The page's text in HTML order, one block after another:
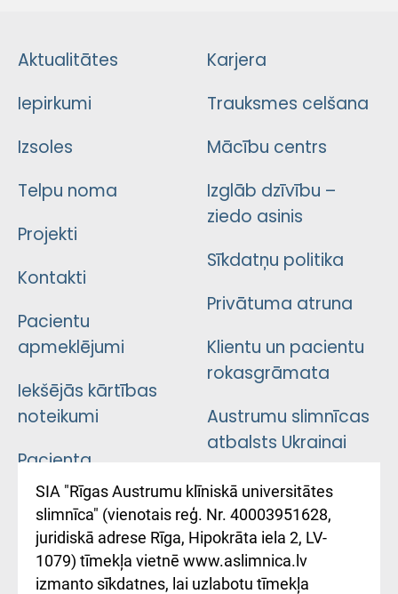
Aktualitātes
Iepirkumi
Izsoles
Telpu noma
Projekti
Kontakti
Pacientu
apmeklējumi
Iekšējās kārtības
noteikumi
Pacienta
atsauksmju/sūdzību
iesniegšanas
kārtība
Kā pie mums nokļūt
Karjera
Trauksmes celšana
Mācību centrs
Izglāb dzīvību –
ziedo asinis
Sīkdatņu politika
Privātuma atruna
Klientu un pacientu
rokasgrāmata
Austrumu slimnīcas
atbalsts Ukrainai
Підтримка Східної
лікарні та співпраця з
Україною
SIA "Rīgas Austrumu klīniskā universitātes
slimnīca" (vienotais reģ. Nr. 40003951628,
juridiskā adrese Rīga, Hipokrāta iela 2, LV-
1079) tīmekļa vietnē www.aslimnica.lv
izmanto sīkdatnes, lai uzlabotu tīmekļa